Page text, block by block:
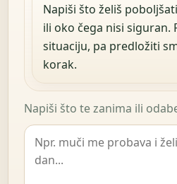
Napiši što želiš
ili oko čega nisi siguran.
situaciju, pa predložiti
korak.
Napiši što te zanima ili